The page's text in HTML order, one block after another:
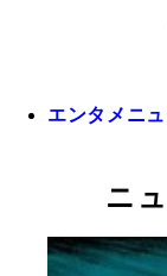
エンタメニ
ニ